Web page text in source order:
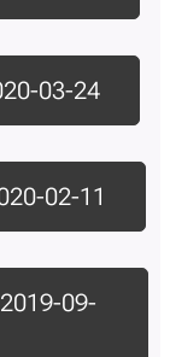
03-24
02-11
09-